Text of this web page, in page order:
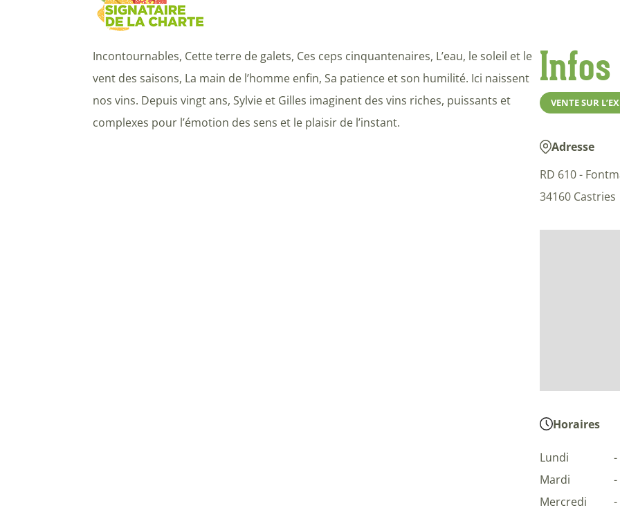
Incontournables, Cette terre de galets, Ces ceps cinquantenaires, L’eau, le soleil et le
vent des saisons, La main de l’homme enfin, Sa patience et son humilité. Ici naissent
nos vins. Depuis vingt ans, Sylvie et Gilles imaginent des vins riches, puissants et
complexes pour l’émotion des sens et le plaisir de l’instant.
VENTE SUR
Adresse
RD 610 -
34160 Castries
Horaires
Lundi
-
Mardi
-
Mercredi
-